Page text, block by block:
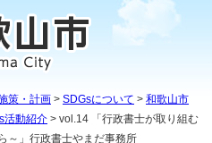
策・計画 > SDGsについて > 和歌山市
活動紹介 > vol.14 「行政書士が取り組む
」行政書士やまだ事務所